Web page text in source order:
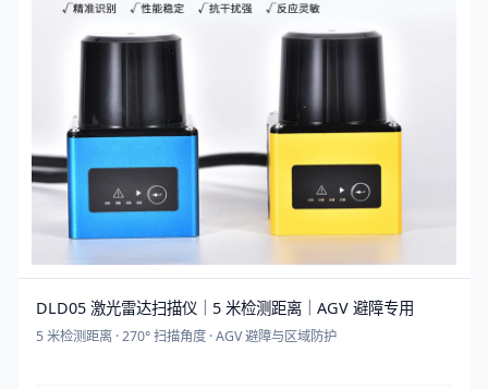
DLD05 激光雷达扫描仪｜5 米检测距离｜AGV 避障专用
5 米检测距离 · 270° 扫描角度 · AGV 避障与区域防护